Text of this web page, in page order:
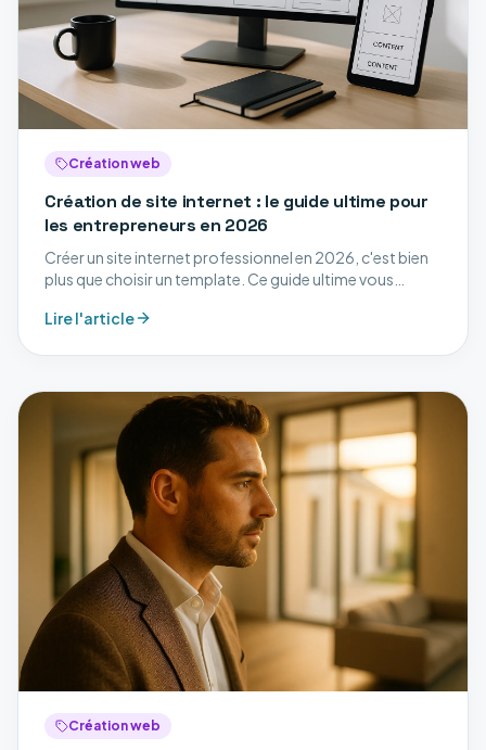
Création web
Création de site internet : le guide ultime pour
les entrepreneurs en 2026
Créer un site internet professionnel en 2026, c'est bien
plus que choisir un template. Ce guide ultime vous
développement, SEO et mise en ligne.
Lire l'article
Création web